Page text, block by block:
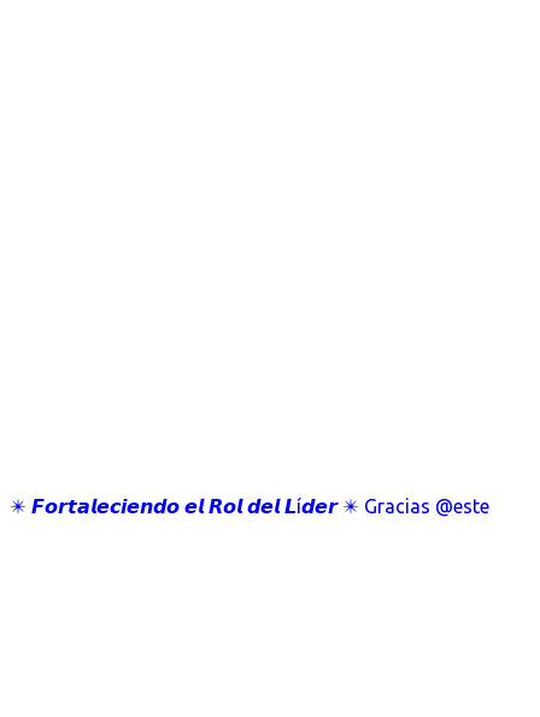
✴️ 𝙁𝙤𝙧𝙩𝙖𝙡𝙚𝙘𝙞𝙚𝙣𝙙𝙤 𝙚𝙡 𝙍𝙤𝙡 𝙙𝙚𝙡 𝙇í𝙙𝙚𝙧 ✴️ Gracias @este